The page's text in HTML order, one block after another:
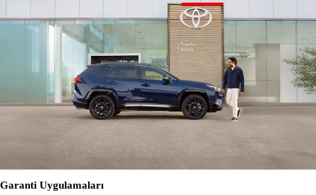
Garanti Uygulamaları